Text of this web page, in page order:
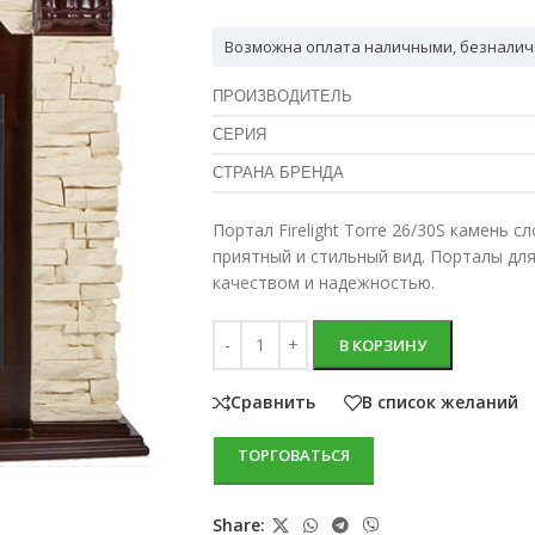
Возможна оплата наличными,
ПРОИЗВОДИТЕЛЬ
СЕРИЯ
СТРАНА БРЕНДА
Портал Firelight Torre 26/30S камень
приятный и стильный вид. Порталы
качеством и надежностью.
В КОРЗИНУ
Сравнить В список желаний
ТОРГОВАТЬСЯ
Share: